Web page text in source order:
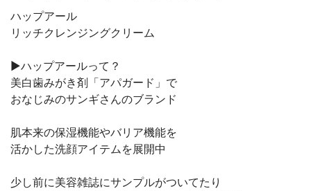
ハップアール
リッチクレンジングクリーム
▶︎ハップアールって？
美白歯みがき剤「アパガード」で
おなじみのサンギさんのブランド
肌本来の保湿機能やバリア機能を
活かした洗顔アイテムを展開中
少し前に美容雑誌にサンプルがついてたり